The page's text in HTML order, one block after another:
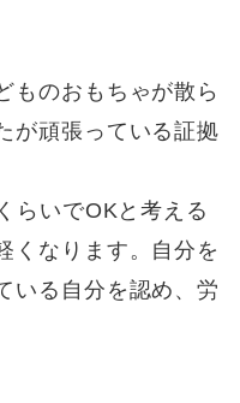
ものおもちゃが散ら
が頑張っている証拠
らいでOKと考える
くなります。自分を
いる自分を認め、労